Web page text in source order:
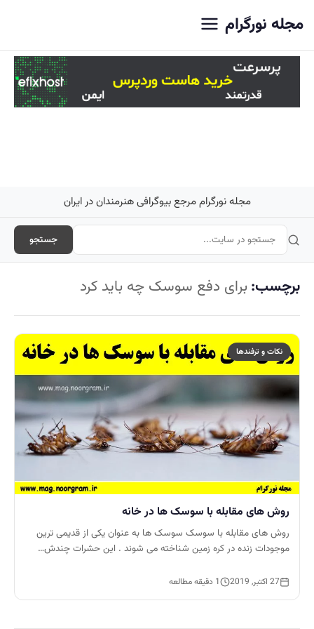
مجله نورگرام
مجله نورگرام مرجع بیوگرافی هنرمندان در ایران
جستجو
برچسب: برای دفع سوسک چه باید کرد
نکات و ترفندها
روش های مقابله با سوسک ها در خانه
روش های مقابله با سوسک سوسک ها به عنوان یکی از قدیمی ترین
موجودات زنده در کره زمین شناخته می شوند . این حشرات چندش…
27 اکتبر, 2019 1 دقیقه مطالعه